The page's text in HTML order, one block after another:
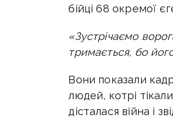
бійці 68 окремої
«Зустрічаємо
тримається, бо
Вони показали
людей, котрі
дісталася війна і